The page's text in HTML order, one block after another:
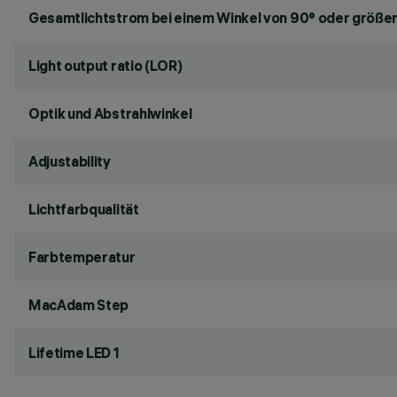
Gesamtlichtstrom bei einem Winkel von 90° oder
Light output ratio (LOR)
Optik und Abstrahlwinkel
Adjustability
Lichtfarbqualität
Farbtemperatur
MacAdam Step
Lifetime LED 1